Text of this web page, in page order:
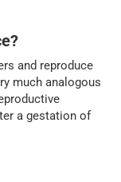
and reproduce
much analogous
a gestation of